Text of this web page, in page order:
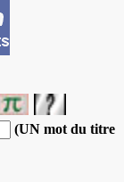
(UN mot du titre